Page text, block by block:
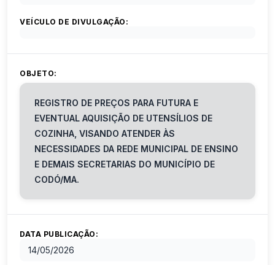
VEÍCULO DE DIVULGAÇÃO:
OBJETO:
REGISTRO DE PREÇOS PARA FUTURA E
EVENTUAL AQUISIÇÃO DE UTENSÍLIOS DE
COZINHA, VISANDO ATENDER ÀS
NECESSIDADES DA REDE MUNICIPAL DE ENSINO
E DEMAIS SECRETARIAS DO MUNICÍPIO DE
CODÓ/MA.
DATA PUBLICAÇÃO:
14/05/2026